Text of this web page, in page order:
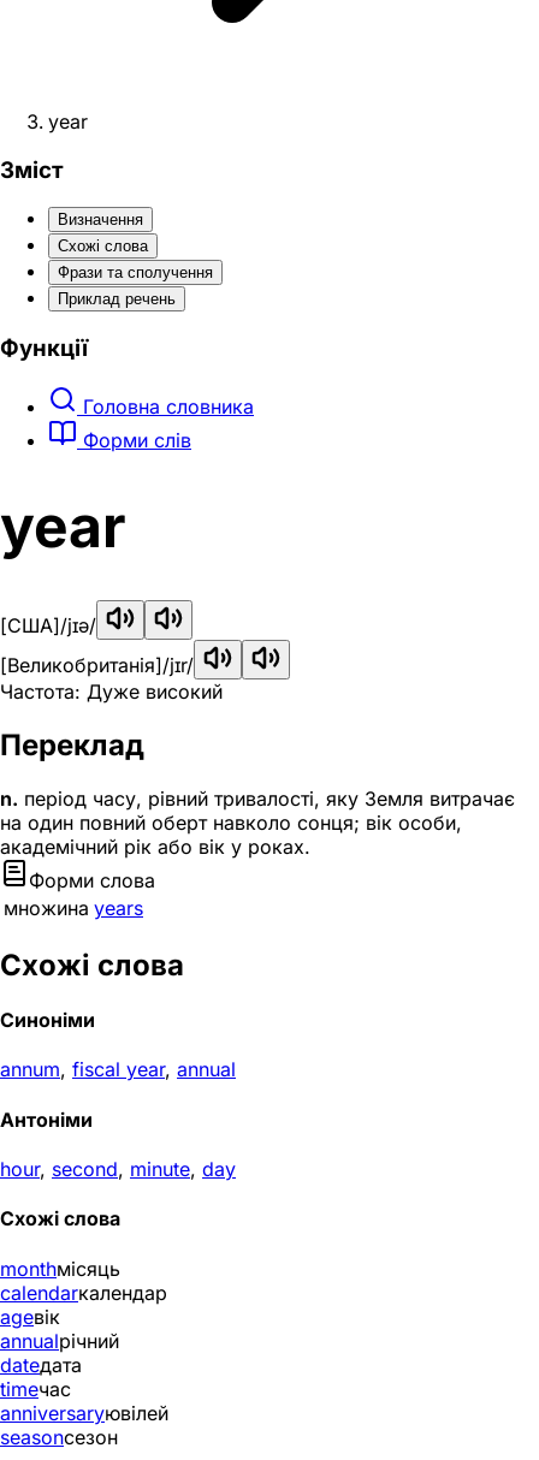
year
Зміст
Визначення
Схожі слова
Фрази та сполучення
Приклад речень
Функції
Головна словника
Форми слів
year
[США]/jɪə/
[Великобританія]/jɪr/
Частота: Дуже високий
Переклад
n. період часу, рівний тривалості, яку Земля витрачає
на один повний оберт навколо сонця; вік особи,
академічний рік або вік у роках.
Форми слова
множина years
Схожі слова
Синоніми
annum, fiscal year, annual
Антоніми
hour, second, minute, day
Схожі слова
monthмісяць
calendarкалендар
ageвік
annualрічний
dateдата
timeчас
anniversaryювілей
seasonсезон